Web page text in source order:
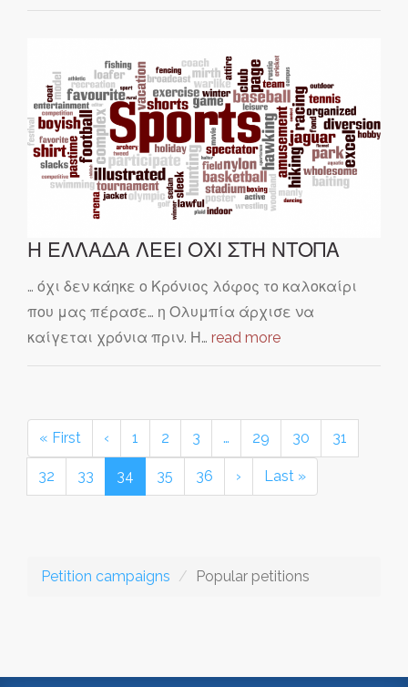
Η ΕΛΛΑΔΑ ΛΕΕΙ ΟΧΙ ΣΤΗ ΝΤΟΠΑ
… όχι δεν κάηκε ο Κρόνιος λόφος το καλοκαίρι
που μας πέρασε… η Ολυμπία άρχισε να
καίγεται χρόνια πριν. Η… read more
« First ‹ 1 2 3 … 29 30 31
32 33 34 35 36 › Last »
Petition campaigns Popular petitions